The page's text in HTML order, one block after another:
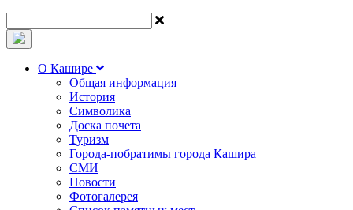
О Кашире
Общая информация
История
Символика
Доска почета
Туризм
Города-побратимы города Кашира
СМИ
Новости
Фотогалерея